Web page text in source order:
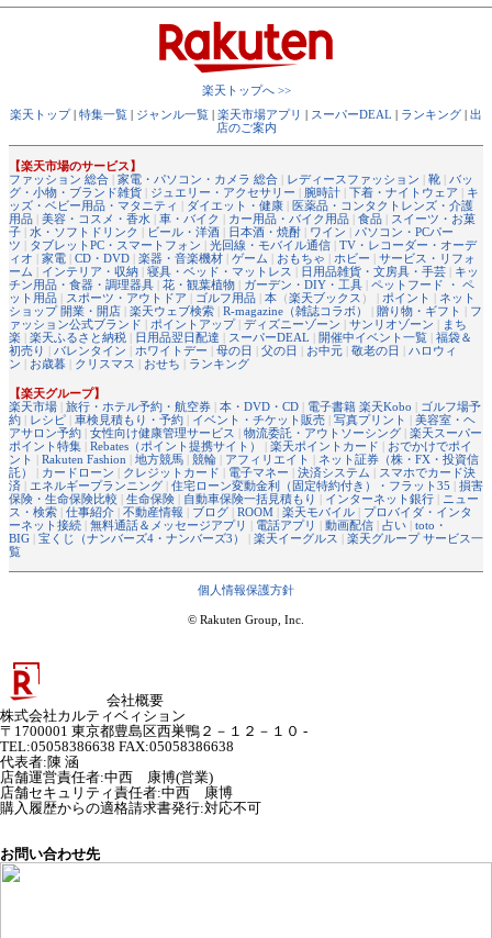
楽天トップへ >>
楽天トップ| 特集一覧 | ジャンル一覧 | 楽天市場アプリ | スーパーDEAL | ランキング | 出
店のご案内
【楽天市場のサービス】
ファッション 総合 | 家電・パソコン・カメラ 総合 | レディースファッション | 靴 | バッ
グ・小物・ブランド雑貨 | ジュエリー・アクセサリー | 腕時計 | 下着・ナイトウェア | キ
ッズ・ベビー用品・マタニティ | ダイエット・健康 | 医薬品・コンタクトレンズ・介護
用品 | 美容・コスメ・香水 | 車・バイク | カー用品・バイク用品 | 食品 | スイーツ・お菓
子 | 水・ソフトドリンク | ビール・洋酒 | 日本酒・焼酎 | ワイン | パソコン・PCパー
ツ | タブレットPC・スマートフォン | 光回線・モバイル通信 | TV・レコーダー・オーデ
ィオ | 家電 | CD・DVD | 楽器・音楽機材 | ゲーム | おもちゃ | ホビー | サービス・リフォ
ーム | インテリア・収納 | 寝具・ベッド・マットレス | 日用品雑貨・文房具・手芸 | キッ
チン用品・食器・調理器具 | 花・観葉植物 | ガーデン・DIY・工具 | ペットフード ・ ペ
ット用品 | スポーツ・アウトドア | ゴルフ用品 | 本 （楽天ブックス ） | ポイント | ネット
ショップ 開業・開店 | 楽天ウェブ検索 | R-magazine（雑誌コラボ） | 贈り物・ギフト | フ
ァッション公式ブランド | ポイントアップ| ディズニーゾーン | サンリオゾーン | まち
楽 | 楽天ふるさと納税 | 日用品翌日配達 | スーパーDEAL | 開催中イベント一覧 | 福袋＆
初売り | バレンタイン | ホワイトデー | 母の日 | 父の日 | お中元 | 敬老の日 | ハロウィ
ン | お歳暮 | クリスマス | おせち | ランキング
【楽天グループ】
楽天市場 | 旅行・ホテル予約・航空券 | 本・DVD・CD | 電子書籍 楽天Kobo | ゴルフ場予
約 | レシピ | 車検見積もり・予約 | イベント・チケット販売 | 写真プリント | 美容室・ヘ
アサロン予約 | 女性向け健康管理サービス | 物流委託・アウトソーシング | 楽天スーパー
ポイント特集 | Rebates（ポイント提携サイト） | 楽天ポイントカード | おでかけでポイ
ント | Rakuten Fashion | 地方競馬 | 競輪 | アフィリエイト | ネット証券（株・FX・投資信
託）
| カードローン | クレジットカード | 電子マネー | 決済システム | スマホでカード決
済 | エネルギープランニング | 住宅ローン変動金利（固定特約付き）・フラット35 | 損害
保険・生命保険比較 | 生命保険 | 自動車保険一括見積もり | インターネット銀行 | ニュー
ス・検索 | 仕事紹介 | 不動産情報 | ブログ | ROOM | 楽天モバイル | プロバイダ・インタ
ーネット接続 | 無料通話＆メッセージアプリ | 電話アプリ | 動画配信 | 占い | toto・
BIG | 宝くじ（ナンバーズ4・ナンバーズ3） | 楽天イーグルス | 楽天グループ サービス一
覧
個人情報保護方針
© Rakuten Group, Inc.
会社概要
株式会社カルティベィション
〒1700001 東京都豊島区西巣鴨２－１２－１０ -
TEL:05058386638 FAX:05058386638
代表者:陳 涵
店舗運営責任者:中西 康博(営業)
店舗セキュリティ責任者:中西 康博
購入履歴からの適格請求書発行:対応不可
お問い合わせ先